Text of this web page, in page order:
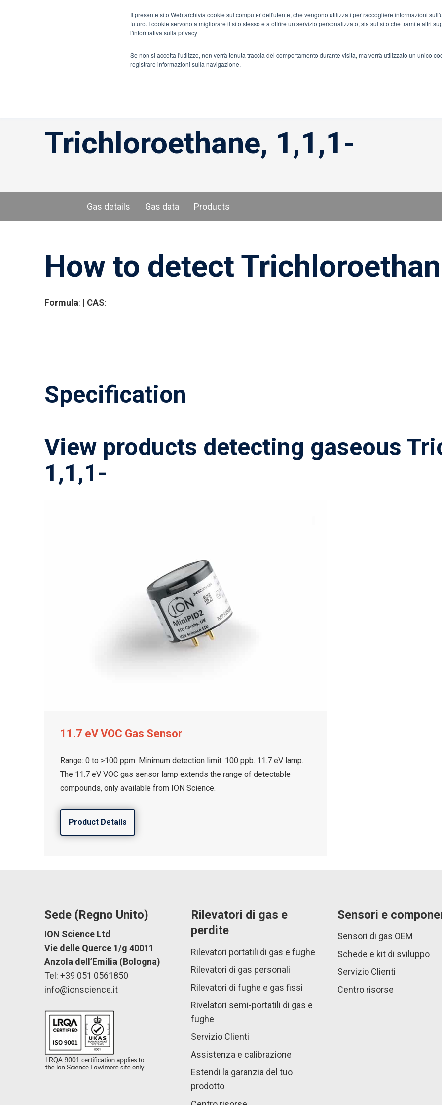
Il presente sito Web archivia cookie sul computer dell'utente, che vengono utilizzati per raccogliere informazioni
futuro. I cookie servono a migliorare il sito stesso e a offrire un servizio personalizzato, sia sul sito che tramite altri
l'informativa sulla privacy
Se non si accetta l'utilizzo, non verrà tenuta traccia del comportamento durante visita, ma verrà utilizzato un unico
registrare informazioni sulla navigazione.
Accesso al
Trichloroethane, 1,1,1-
Gas details Gas data Products
How to detect
Formula: | CAS:
Specification
View products detecting gaseous
1,1,1-
11.7 eV VOC Gas Sensor
Range: 0 to >100 ppm. Minimum detection limit: 100 ppb. 11.7 eV lamp.
The 11.7 eV VOC gas sensor lamp extends the range of detectable
compounds, only available from ION Science.
Product Details
Sede (Regno Unito)
ION Science Ltd
Vie delle Querce 1/g 40011
Anzola dell’Emilia (Bologna)
Tel: +39 051 0561850
info@ionscience.it
Rilevatori di gas e
perdite
Rilevatori portatili di gas e fughe
Rilevatori di gas personali
Rilevatori di fughe e gas fissi
Rivelatori semi-portatili di gas e
fughe
Servizio Clienti
Assistenza e calibrazione
Estendi la garanzia del tuo
prodotto
Sensori e
Sensori di gas OEM
Schede e kit di sviluppo
Servizio Clienti
Centro risorse